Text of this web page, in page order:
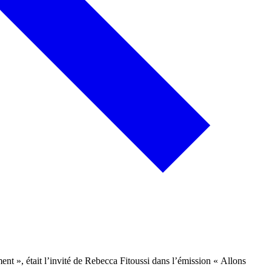
», était l’invité de Rebecca Fitoussi dans l’émission « Allons